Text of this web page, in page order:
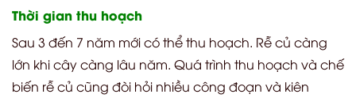
Thời gian thu hoạch
Sau 3 đến 7 năm mới có thể thu hoạch. Rễ củ càng
lớn khi cây càng lâu năm. Quá trình thu hoạch và chế
biến rễ củ cũng đòi hỏi nhiều công đoạn và kiên